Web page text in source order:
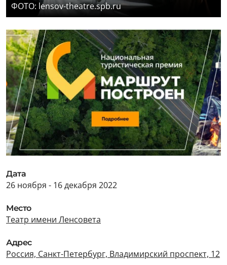
ФОТО: lensov-theatre.spb.ru
Дата
26 ноября - 16 декабря 2022
Место
Театр имени Ленсовета
Адрес
Россия, Санкт-Петербург, Владимирский проспект, 12